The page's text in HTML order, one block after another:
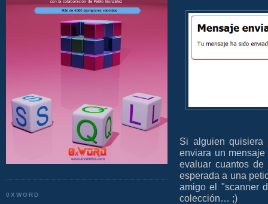
0XWORD
Si alguien quisiera
enviara un
evaluar cuantos
esperada a una
amigo el "scanner
colección… ;)